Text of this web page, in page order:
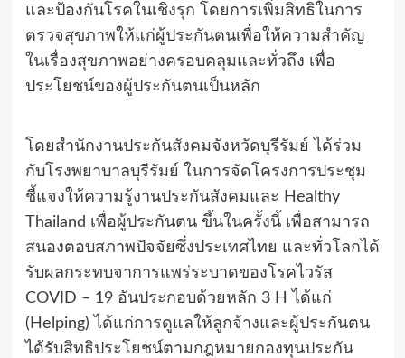
และป้องกันโรคในเชิงรุก โดยการเพิ่มสิทธิในการ
ตรวจสุขภาพให้แก่ผู้ประกันตนเพื่อให้ความสำคัญ
ในเรื่องสุขภาพอย่างครอบคลุมและทั่วถึง เพื่อ
ประโยชน์ของผู้ประกันตนเป็นหลัก
โดยสำนักงานประกันสังคมจังหวัดบุรีรัมย์ ได้ร่วม
กับโรงพยาบาลบุรีรัมย์ ในการจัดโครงการประชุม
ชี้แจงให้ความรู้งานประกันสังคมและ Healthy
Thailand เพื่อผู้ประกันตน ขึ้นในครั้งนี้ เพื่อสามารถ
สนองตอบสภาพปัจจัยซึ่งประเทศไทย และทั่วโลกได้
รับผลกระทบจาการแพร่ระบาดของโรคไวรัส
COVID – 19 อันประกอบด้วยหลัก 3 H ได้แก่
(Helping) ได้แก่การดูแลให้ลูกจ้างและผู้ประกันตน
ได้รับสิทธิประโยชน์ตามกฎหมายกองทุนประกัน